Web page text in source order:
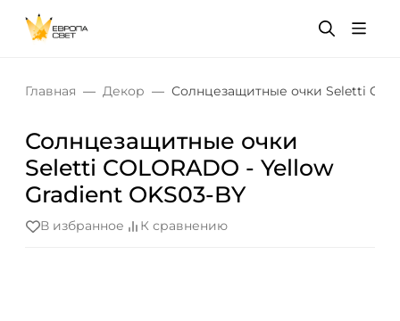
Главная Декор Солнцезащитные очки Seletti
Солнцезащитные очки
Seletti COLORADO - Yellow
Gradient OKS03-BY
В избранное К сравнению